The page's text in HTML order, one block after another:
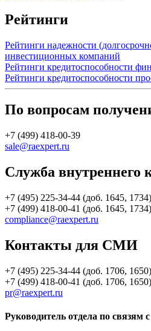
Рейтинги
Рейтинги надежности
инвестиционных компаний
Рейтинги кредитоспособности
Рейтинги кредитоспособности
По вопросам
+7 (499) 418-00-39
sale@raexpert.ru
Служба внутреннего
+7 (495) 225-34-44 (доб. 1645, 1734)
+7 (499) 418-00-41 (доб. 1645, 1734)
compliance@raexpert.ru
Контакты для СМИ
+7 (495) 225-34-44 (доб. 1706, 1650)
+7 (499) 418-00-41 (доб. 1706, 1650)
pr@raexpert.ru
Руководитель отдела по связям